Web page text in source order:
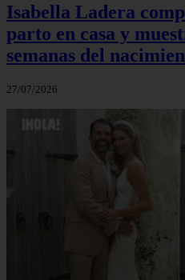
Isabella Ladera
parto en casa y
semanas del
27/07/2026